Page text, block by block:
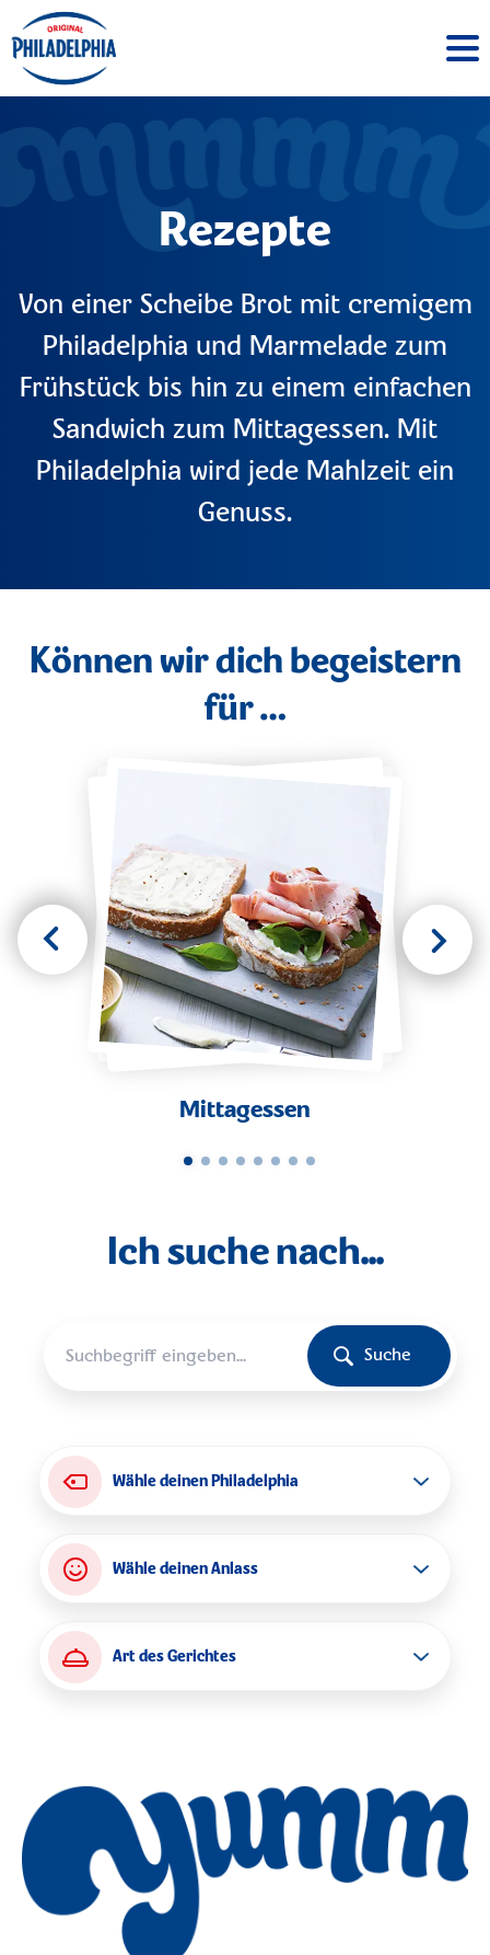
Rezepte
Von einer Scheibe Brot mit cremigem
Philadelphia und Marmelade zum
Frühstück bis hin zu einem einfachen
Sandwich zum Mittagessen. Mit
Philadelphia wird jede Mahlzeit ein
Genuss.
Können wir dich begeistern
für …
Mittagessen
Ich suche nach...
Suche
Wähle deinen Philadelphia
MEERRETTICH
SCHNITTLAUCH
Wähle deinen Anlass
ABENDESSEN FÜR ZWEI
Art des Gerichtes
TORTE & KUCHEN
DESSERT
SNACKS, DIPS & FINGERFOOD